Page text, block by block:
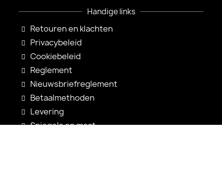
Handige links
Retouren en klachten
Privacybeleid
Cookiebeleid
Reglement
Nieuwsbriefreglement
Betaalmethoden
Levering
Spiegels op maat